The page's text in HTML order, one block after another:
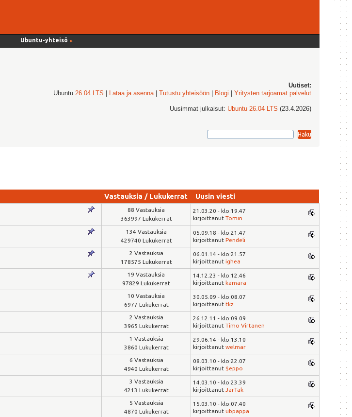
Ubuntu-yhteisö ►
Uutiset:
Ubuntu26.04 LTS Lataa ja asenna|Tutustu yhteisöön Blogi |Yritysten tarjoamat palvelut
Uusimmat julkaisut: Ubuntu 26.04 LTS (23.4.2026)
Vastauksia / Lukukerrat Uusin viesti
88 Vastauksia
363997 Lukukerrat
21.03.20 - klo:19.47
kirjoittanutTomin
134 Vastauksia
429740 Lukukerrat
05.09.18 - klo:21.47
kirjoittanutPendeli
2 Vastauksia
178575 Lukukerrat
06.01.14 - klo:21.57
kirjoittanutighea
19 Vastauksia
97829 Lukukerrat
14.12.23 - klo:12.46
kirjoittanutkamara
10 Vastauksia
6977 Lukukerrat
30.05.09 - klo:08.07
kirjoittanuttkz
2 Vastauksia
3965 Lukukerrat
26.12.11 - klo:09.09
kirjoittanutTimo Virtanen
1 Vastauksia
3860 Lukukerrat
29.06.14 - klo:13.10
kirjoittanutwelmar
6 Vastauksia
4940 Lukukerrat
08.03.10 - klo:22.07
kirjoittanut $eppo
3 Vastauksia
4213 Lukukerrat
14.03.10 - klo:23.39
kirjoittanut JarTak
5 Vastauksia
4870 Lukukerrat
15.03.10 - klo:07.40
kirjoittanutubpappa